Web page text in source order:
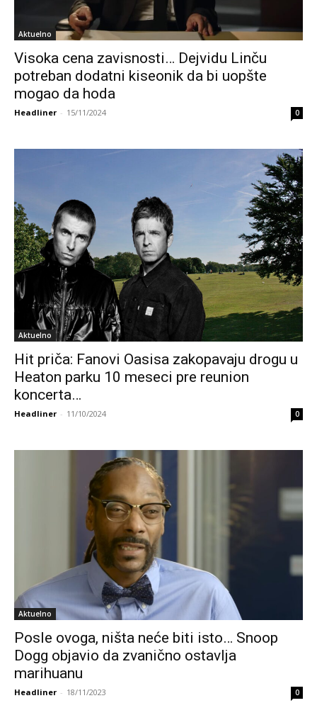
Aktuelno
Visoka cena zavisnosti… Dejvidu Linču
potreban dodatni kiseonik da bi uopšte
mogao da hoda
Headliner - 15/11/2024 0
Aktuelno
Hit priča: Fanovi Oasisa zakopavaju drogu u
Heaton parku 10 meseci pre reunion
koncerta…
Headliner - 11/10/2024 0
Aktuelno
Posle ovoga, ništa neće biti isto… Snoop
Dogg objavio da zvanično ostavlja
marihuanu
Headliner - 18/11/2023 0